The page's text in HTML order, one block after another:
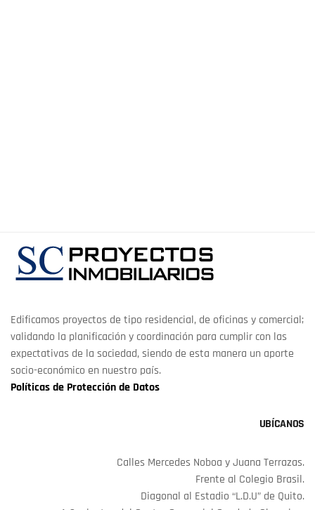
Edificamos proyectos de tipo residencial, de oficinas y comercial;
validando la planificación y coordinación para cumplir con las
expectativas de la sociedad, siendo de esta manera un aporte
socio-económico en nuestro país.
Políticas de Protección de Datos
UBÍCANOS
Calles Mercedes Noboa y Juana Terrazas.
Frente al Colegio Brasil.
Diagonal al Estadio “L.D.U” de Quito.